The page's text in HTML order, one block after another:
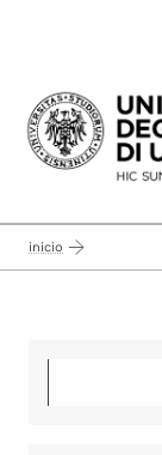
Passa
inicio